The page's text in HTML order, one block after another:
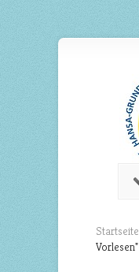
Startseite
Vorlesen"